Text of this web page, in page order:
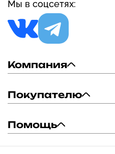
Мы в соцсетях:
Компания
Покупателю
Помощь